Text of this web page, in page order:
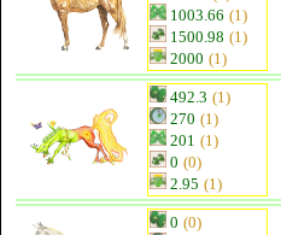
1003.66 (1)
1500.98 (1)
2000 (1)
492.3 (1)
270 (1)
201 (1)
0 (0)
2.95 (1)
0 (0)